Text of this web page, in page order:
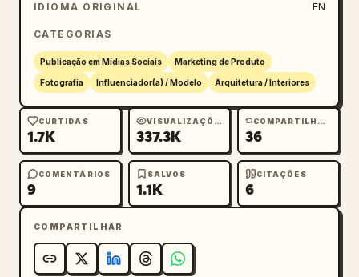
IDIOMA ORIGINAL EN
CATEGORIAS
Publicação em Mídias Sociais Marketing de Produto
Fotografia Influenciador(a) / Modelo Arquitetura / Interiores
CURTIDAS
1.7K
VISUALIZAÇÕES
337.3K
COMPARTILHAMENTOS
36
COMENTÁRIOS
9
SALVOS
1.1K
CITAÇÕES
6
COMPARTILHAR